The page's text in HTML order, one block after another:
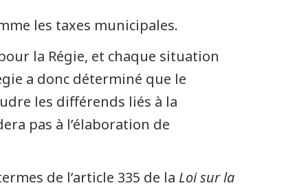
les taxes municipales.
la Régie, et chaque situation
a donc déterminé que le
les différends liés à la
pas à l’élaboration de
de l’article 335 de la Loi sur la